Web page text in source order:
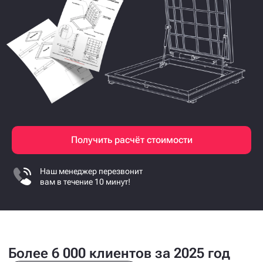
Получить расчёт стоимости
Наш менеджер перезвонит
вам в течение 10 минут!
Более 6 000 клиентов за 2025 год